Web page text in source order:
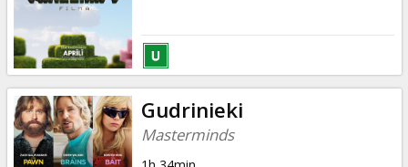
Uzkodas
B2B
Kino
Gudrinieki
Masterminds